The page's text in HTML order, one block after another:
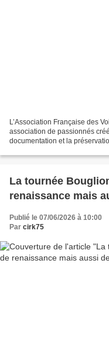
L’Association Française des
association de passionnés
documentation et la
La tournée
renaissance mais
Publié le 07/06/2026 à 10:00
Par cirk75